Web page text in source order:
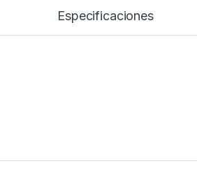
Especificaciones